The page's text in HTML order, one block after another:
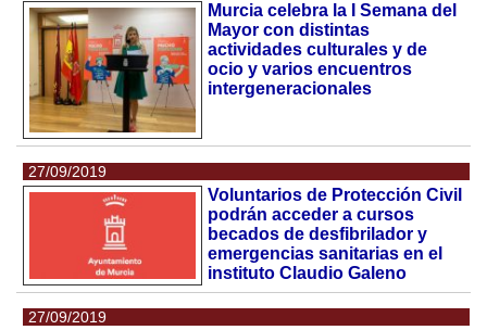
Murcia celebra la I Semana del
Mayor con distintas
actividades culturales y de
ocio y varios encuentros
intergeneracionales
27/09/2019
Voluntarios de Protección Civil
podrán acceder a cursos
becados de desfibrilador y
emergencias sanitarias en el
instituto Claudio Galeno
27/09/2019